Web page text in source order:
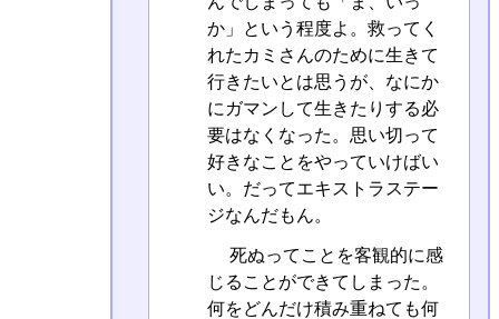
か」という程度よ。救ってく
れたカミさんのために生きて
行きたいとは思うが、なにか
にガマンして生きたりする必
要はなくなった。思い切って
好きなことをやっていけばい
い。だってエキストラステー
ジなんだもん。
死ぬってことを客観的に感
じることができてしまった。
何をどんだけ積み重ねても何